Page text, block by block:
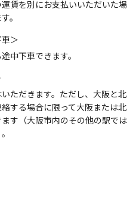
賃を別にお支払いいただいた場
。
＞
中下車できます。
ただきます。ただし、大阪と北
する場合に限って大阪または北
す（大阪市内のその他の駅では